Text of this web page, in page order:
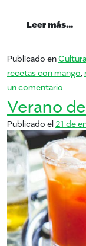
Leer más…
Publicado enCultura
recetas con mango
un comentario
Verano
Publicado el 21 de